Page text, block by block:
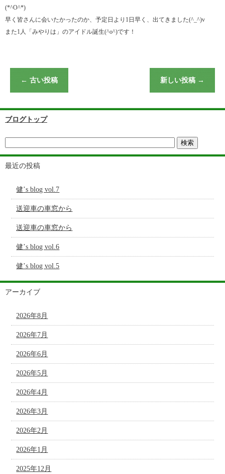
(*^O^*)
早く皆さんに会いたかったのか、予定日より1日早く、出てきました(^_^)v
また1人「みやりは」のアイドル誕生(^o^)です！
← 古い投稿 新しい投稿 →
ブログトップ
最近の投稿
健’s blog vol.7
送迎車の車窓から
送迎車の車窓から
健’s blog vol.6
健’s blog vol.5
アーカイブ
2026年8月
2026年7月
2026年6月
2026年5月
2026年4月
2026年3月
2026年2月
2026年1月
2025年12月